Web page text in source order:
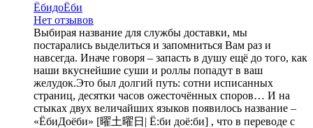
ЁбидоЁби
Нет отзывов
Выбирая название для службы доставки, мы
постарались выделиться и запомниться Вам раз и
навсегда. Иначе говоря – запасть в душу ещё до того, как
наши вкуснейшие суши и роллы попадут в ваш
желудок.Это был долгий путь: сотни исписанных
страниц, десятки часов ожесточённых споров… И на
стыках двух величайших языков появилось название –
«ЁбиДоёби» [曜土曜日| Ё:би доё:би] , что в переводе с